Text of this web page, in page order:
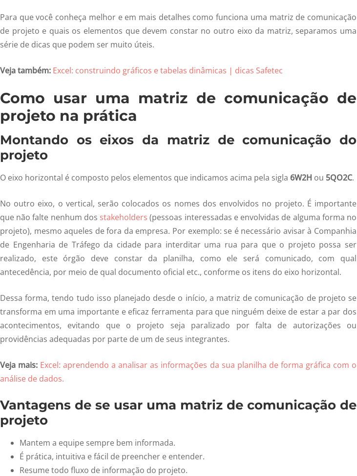
Para que você conheça melhor e em mais detalhes como funciona uma matriz de comunicação
de projeto e quais os elementos que devem constar no outro eixo da matriz, separamos uma
série de dicas que podem ser muito úteis.
Veja também: Excel: construindo gráficos e tabelas dinâmicas | dicas Safetec
Como usar uma matriz de comunicação de
projeto na prática
Montando os eixos da matriz de comunicação do
projeto
O eixo horizontal é composto pelos elementos que indicamos acima pela sigla 6W2H ou 5QO2C.
No outro eixo, o vertical, serão colocados os nomes dos envolvidos no projeto. É importante
que não falte nenhum dos stakeholders (pessoas interessadas e envolvidas de alguma forma no
projeto), mesmo aqueles de fora da empresa. Por exemplo: se é necessário avisar à Companhia
de Engenharia de Tráfego da cidade para interditar uma rua para que o projeto possa ser
realizado, este órgão deve constar da planilha, como ele será comunicado, com qual
antecedência, por meio de qual documento oficial etc., conforme os itens do eixo horizontal.
Dessa forma, tendo tudo isso planejado desde o início, a matriz de comunicação de projeto se
transforma em uma importante e eficaz ferramenta para que ninguém deixe de estar a par dos
acontecimentos, evitando que o projeto seja paralizado por falta de autorizações ou
providências adequadas por parte de um de seus integrantes.
Veja mais: Excel: aprendendo a analisar as informações da sua planilha de forma gráfica com o
análise de dados.
Vantagens de se usar uma matriz de comunicação de
projeto
Mantem a equipe sempre bem informada.
É prática, intuitiva e fácil de preencher e entender.
Resume todo fluxo de informação do projeto.